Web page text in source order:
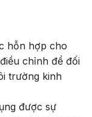
hỗn hợp cho
chỉnh để đối
trường kinh
được sự